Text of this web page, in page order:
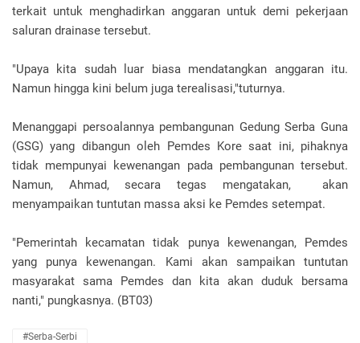
terkait untuk menghadirkan anggaran untuk demi pekerjaan
saluran drainase tersebut.
"Upaya kita sudah luar biasa mendatangkan anggaran itu.
Namun hingga kini belum juga terealisasi,"tuturnya.
Menanggapi persoalannya pembangunan Gedung Serba Guna
(GSG) yang dibangun oleh Pemdes Kore saat ini, pihaknya
tidak mempunyai kewenangan pada pembangunan tersebut.
Namun, Ahmad, secara tegas mengatakan, akan
menyampaikan tuntutan massa aksi ke Pemdes setempat.
"Pemerintah kecamatan tidak punya kewenangan, Pemdes
yang punya kewenangan. Kami akan sampaikan tuntutan
masyarakat sama Pemdes dan kita akan duduk bersama
nanti," pungkasnya. (BT03)
#Serba-Serbi